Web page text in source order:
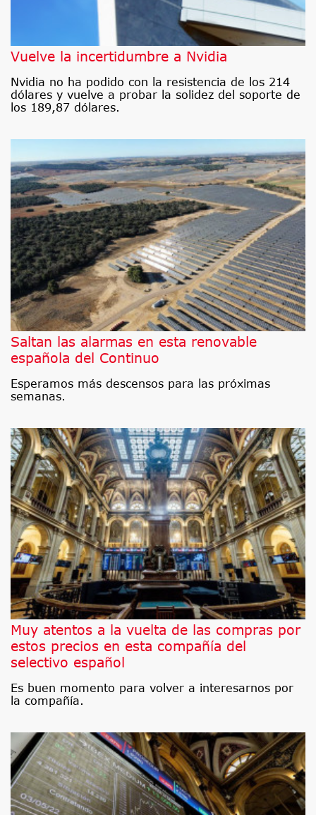
Vuelve la incertidumbre a Nvidia
Nvidia no ha podido con la resistencia de los 214
dólares y vuelve a probar la solidez del soporte de
los 189,87 dólares.
Saltan las alarmas en esta renovable
española del Continuo
Esperamos más descensos para las próximas
semanas.
Muy atentos a la vuelta de las compras por
estos precios en esta compañía del
selectivo español
Es buen momento para volver a interesarnos por
la compañía.